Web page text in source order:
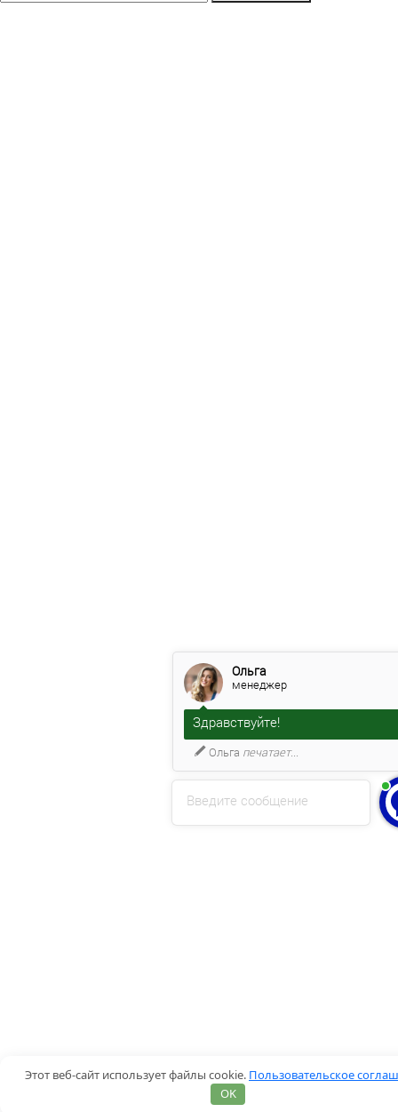
Этот веб-сайт использует файлы cookie. Пользовательское
OK
Введите сообщение
Ольга
менеджер
Здравствуйте!
Ольга печатает...